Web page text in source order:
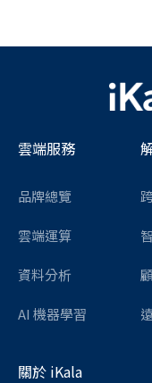
雲端服務
品牌總覽
雲端運算
資料分析
AI 機器學習
關於 iKala